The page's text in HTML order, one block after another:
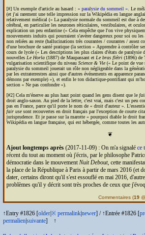
[#] Un exemple d'article au hasard : paralysie du sommeil
. Le
(et j'ai rarement une telle impression sur la Wikipédia en langue
relativement médical (
La paralysie normale du sommeil est due à
cérébral, en particulier les neurones réticulaires, vestibulaires, et
explication un peu enfantine (
Cela empêche que l'on vive
mouvements induits qui pourraient s'avérer dangereux pour soi ou les
non reliées au reste (hallucinations très courantes / courantes / assez
d'une brochure de santé pratique (la section
Apprendre à contrôler
cours de lycée (
Les descriptions les plus claires d'états de paralysie
nouvelles Le Horla(1887) de Maupassant et Le bras flétri(1896) de
vulgarisation scientifique du niveau Science & Vie(
Le point de vue
paralysie du sommeil jouerait un rôle non négligeable dans la
par les extraterrestres ainsi que d'autres événements en apparence
démons par exemple)
), et enfin le ton didactique-pontifiant qui
section
Ne pas confondre
).
[#2] Cela m'énerve au plus haut point quand les gens disent que le
droit anglo-saxon. Au pied de la lettre, c'est vrai, mais c'est un peu
pas en France, parce qu'il porte le nom de
droit d'auteur
.
fair usesont recouvertes en droit français par l'exception de courte
jurisprudence. Et je passe sur la marotte
pourquoi diable le droit
Wikipédia en langue française, qui est hébergée, comme toutes les
❦
Ajout longtemps après(2017-11-09) : On m'a signalé ce
récent du tout au moment où j'écris, par le philosophe
démocratie dans le mouvement Nuit Debout, cette
la place de la République à Paris à partir de mars 2016 (et
dater, certains diront qu'il s'est essouflé en mai 2016,
problèmes qu'il y décrit sont très proches de ceux que
Commentaires (19
↑Entry #1826 [older※ permalinknewer] / ↑Entrée #1826 [
permaliensuivante] ↑